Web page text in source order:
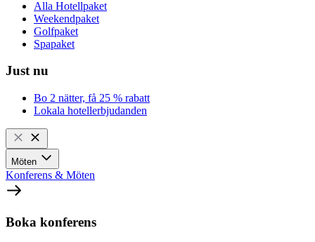
Alla Hotellpaket
Weekendpaket
Golfpaket
Spapaket
Just nu
Bo 2 nätter, få 25 % rabatt
Lokala hotellerbjudanden
Möten
Konferens & Möten
Boka konferens